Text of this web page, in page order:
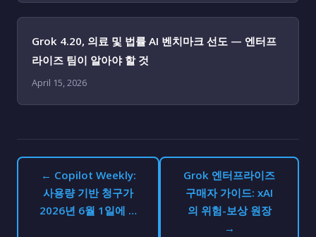
Grok 4.20, 의료 및 법률 AI 벤치마크 선도 — 엔터프
라이즈 팀이 알아야 할 것
April 15, 2026
← Copilot Weekly:
사용량 기반 청구가
2026년 6월 1일에 …
Grok 엔터프라이즈
구매자 가이드: xAI
의 위험-보상 원장
→